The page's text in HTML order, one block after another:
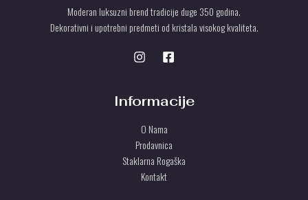
Moderan luksuzni brend tradicije duge 350 godina.
Dekorativni i upotrebni predmeti od kristala visokog kvaliteta.
Informacije
O Nama
Prodavnica
Staklarna Rogaška
Kontakt